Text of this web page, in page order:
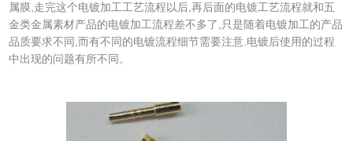
属膜,走完这个电镀加工工艺流程以后,再后面的电镀工艺流程就和五
金类金属素材产品的电镀加工流程差不多了,只是随着电镀加工的产品
品质要求不同,而有不同的电镀流程细节需要注意.电镀后使用的过程
中出现的问题有所不同。